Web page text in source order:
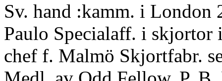
Sv. hand :kamm. i London
Paulo Specialaff. i skjortor
chef f. Malmö Skjortfabr.